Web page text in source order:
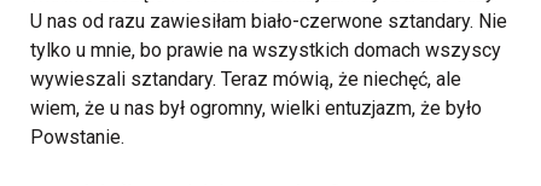
U nas od razu zawiesiłam biało-czerwone sztandary. Nie
tylko u mnie, bo prawie na wszystkich domach wszyscy
wywieszali sztandary. Teraz mówią, że niechęć, ale
wiem, że u nas był ogromny, wielki entuzjazm, że było
Powstanie.